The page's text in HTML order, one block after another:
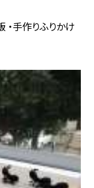
・手作りふりかけ